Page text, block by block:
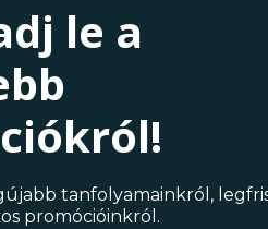
le a
tanfolyamainkról,
promócióinkról.